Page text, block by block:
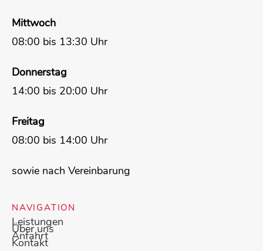
Mittwoch
08:00 bis 13:30 Uhr
Donnerstag
14:00 bis 20:00 Uhr
Freitag
08:00 bis 14:00 Uhr
sowie nach Vereinbarung
NAVIGATION
Leistungen
Über uns
Anfahrt
Kontakt